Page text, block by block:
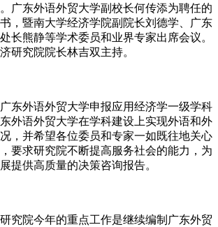
广东外语外贸大学副校长何传添为聘任的
，暨南大学经济学院副院长刘德学、广东
长熊静等学术委员和业界专家出席会议。
研究院院长林吉双主持。
外语外贸大学申报应用经济学一级学科
外语外贸大学在学科建设上实现外语和外
，并希望各位委员和专家一如既往地关心
要求研究院不断提高服务社会的能力，为
提供高质量的决策咨询报告。
院今年的重点工作是继续编制广东外贸